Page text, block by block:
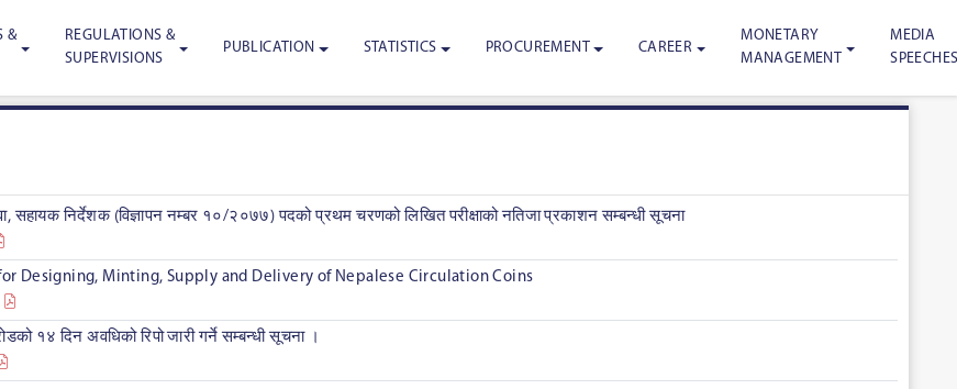
&
REGULATIONS &
SUPERVISIONS
PUBLICATION STATISTICS PROCUREMENT CAREER
MONETARY
MANAGEMENT
MEDIA
सहायक निर्देशक (विज्ञापन नम्बर १०/२०७७) पदको प्रथम चरणको लिखित परीक्षाको नतिजा प्रकाशन सम्बन्धी सूचना
Designing, Minting, Supply and Delivery of Nepalese Circulation Coins
१४ दिन अवधिको रिपो जारी गर्ने सम्बन्धी सूचना ।